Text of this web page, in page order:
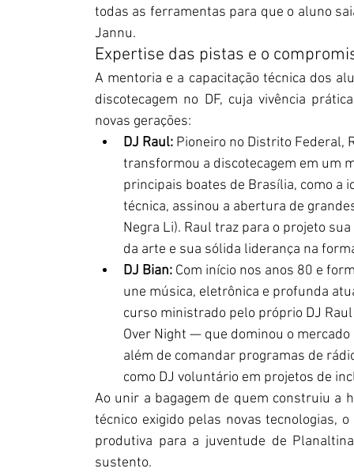
todas as ferramentas para que o aluno
Jannu.
Expertise das pistas e o
A mentoria e a capacitação técnica dos
discotecagem no DF, cuja vivência
novas gerações:
DJ Raul: Pioneiro no Distrito Federal,
transformou a discotecagem em um
principais boates de Brasília, como a
técnica, assinou a abertura de
Negra Li). Raul traz para o projeto
da arte e sua sólida liderança na
DJ Bian: Com início nos anos 80 e
une música, eletrônica e profunda
curso ministrado pelo próprio DJ
Over Night — que dominou o
além de comandar programas de
como DJ voluntário em projetos de
Ao unir a bagagem de quem construiu a
técnico exigido pelas novas tecnologias,
produtiva para a juventude de
sustento.